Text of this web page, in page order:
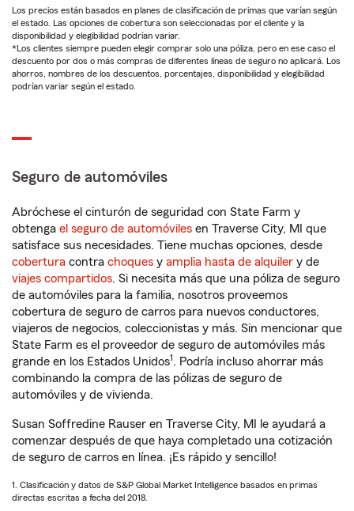
Los precios están basados en planes de clasificación de primas que varían según
el estado. Las opciones de cobertura son seleccionadas por el cliente y la
disponibilidad y elegibilidad podrían variar.
*Los clientes siempre pueden elegir comprar solo una póliza, pero en ese caso el
descuento por dos o más compras de diferentes líneas de seguro no aplicará. Los
ahorros, nombres de los descuentos, porcentajes, disponibilidad y elegibilidad
podrían variar según el estado.
Seguro de automóviles
Abróchese el cinturón de seguridad con State Farm y
obtenga el seguro de automóviles en Traverse City, MI que
satisface sus necesidades. Tiene muchas opciones, desde
cobertura contra choques y amplia hasta de alquiler y de
viajes compartidos. Si necesita más que una póliza de seguro
de automóviles para la familia, nosotros proveemos
cobertura de seguro de carros para nuevos conductores,
viajeros de negocios, coleccionistas y más. Sin mencionar que
State Farm es el proveedor de seguro de automóviles más
grande en los Estados Unidos1 . Podría incluso ahorrar más
combinando la compra de las pólizas de seguro de
automóviles y de vivienda.
Susan Soffredine Rauser en Traverse City, MI le ayudará a
comenzar después de que haya completado una cotización
de seguro de carros en línea. ¡Es rápido y sencillo!
1. Clasificación y datos de S&P Global Market Intelligence basados en primas
directas escritas a fecha del 2018.